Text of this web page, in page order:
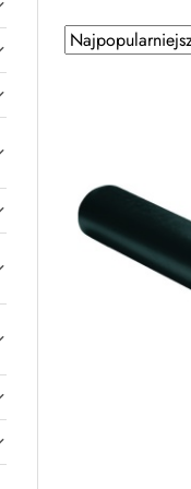
Zastosowano
sortowanie:
Sortuj
według